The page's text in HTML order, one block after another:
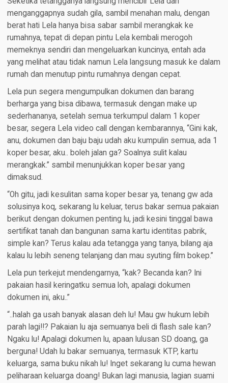
menganggapnya sudah gila, sambil menahan malu, dengan
berat hati Lela hanya bisa sabar sambil merangkak ke
rumahnya, tepat di depan pintu Lela kembali merogoh
memeknya sendiri dan mengeluarkan kuncinya, entah ada
yang melihat atau tidak namun Lela langsung masuk ke dalam
rumah dan menutup pintu rumahnya dengan cepat.
Lela pun segera mengumpulkan dokumen dan barang
berharga yang bisa dibawa, termasuk dengan make up
sederhananya, setelah semua terkumpul dalam 1 koper
besar, segera Lela video call dengan kembarannya, “Gini kak,
anu, dokumen dan baju baju udah aku kumpulin semua, ada 1
koper besar, aku.. boleh jalan ga? Soalnya sulit kalau
merangkak.” sambil menunjukkan koper besar yang
dimaksud.
“Oh gitu, jadi kesulitan sama koper besar ya, tenang gw ada
solusinya koq, sekarang lu keluar, terus bakar semua pakaian
berikut dengan dokumen penting lu, jadi kesini tinggal bawa
sertifikat tanah dan bangunan sama kartu identitas pabrik,
simple kan? Terus kalau ada tetangga yang tanya, bilang aja
kalau lu lebih seneng telanjang dan mau syuting film bokep.”
Lela pun terkejut mendengarnya, “kak? Becanda kan? Ini
pakaian hasil keringatku semua loh, apalagi dokumen
dokumen ini, aku..”
“..halah ga usah banyak alasan deh lu! Mau gw hukum lebih
parah lagi!!? Pakaian lu aja semuanya beli di flash sale kan?
Ngaku lu! Apalagi dokumen lu, apaan lulusan SD doang, ga
berguna! Udah lu bakar semuanya, termasuk KTP, kartu
keluarga, sama buku nikah lu! Inget sekarang lu cuma hewan
peliharaan keluarga doang! Bukan lagi manusia, lagian suami